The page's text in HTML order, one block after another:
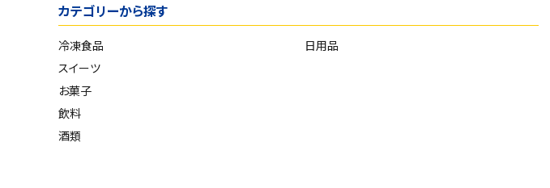
ギフト
セール
フードロス
ペット用品
カテゴリーから探す
冷凍食品
スイーツ
お菓子
飲料
酒類
日用品